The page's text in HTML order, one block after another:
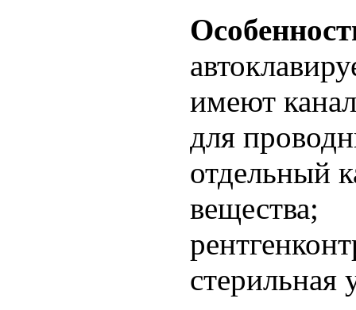
имеют
для
отдельный
вещества;
стерильная